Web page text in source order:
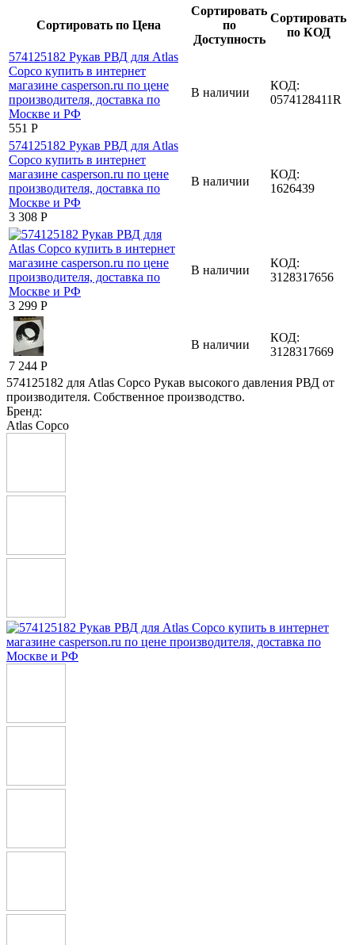
Сортировать по Цена
Сортировать
по
Доступность
Сортировать
по КОД
‍551‍ Р
В наличии
КОД:
0574128411R
3 308 Р
В наличии
КОД:
1626439
3 299 Р
В наличии
КОД:
3128317656
7 244 Р
В наличии
КОД:
3128317669
574125182 для Atlas Copco Рукав высокого давления РВД от
производителя. Собственное производство.
Бренд:
Atlas Copco